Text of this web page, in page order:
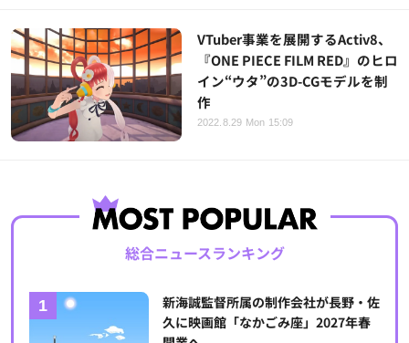
VTuber事業を展開するActiv8、
『ONE PIECE FILM RED』のヒロ
イン“ウタ”の3D-CGモデルを制
作
2022.8.29 Mon 15:09
総合ニュースランキング
新海誠監督所属の制作会社が長野・佐
久に映画館「なかごみ座」2027年春